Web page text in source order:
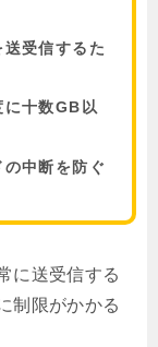
受信するた
に十数GB以
中断を防ぐ
に送受信する
制限がかかる